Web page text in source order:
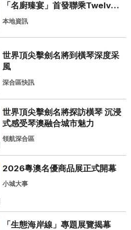
「名廚臻宴」首發聯乘Twelve
25演繹極致法式風雅
本地資訊
世界頂尖擊劍名將到橫琴深度采
風
深合區快訊
世界頂尖擊劍名將探訪橫琴 沉浸
式感受琴澳融合城市魅力
領航深合區
2026粵澳名優商品展正式開幕
小城大事
「生態海岸線」專題展覽揭幕